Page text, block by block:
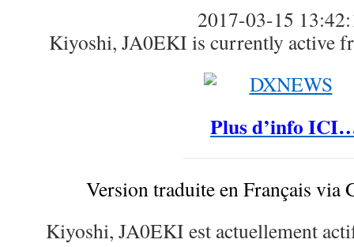
2017-03-15
Kiyoshi, JA0EKI is currently active
Plus d’info
Version traduite en Français via
Kiyoshi, JA0EKI est actuellement